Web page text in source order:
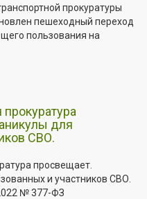
прокуратуры
пешеходный переход
пользования на
для
СВО.
просвещает.
и участников СВО.
№ 377-ФЗ